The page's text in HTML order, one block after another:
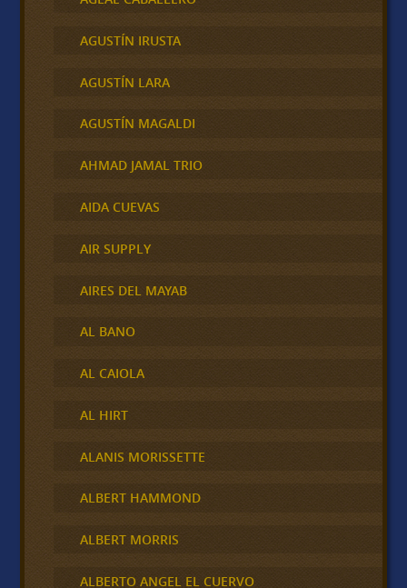
AGUSTÍN IRUSTA
AGUSTÍN LARA
AGUSTÍN MAGALDI
AHMAD JAMAL TRIO
AIDA CUEVAS
AIR SUPPLY
AIRES DEL MAYAB
AL BANO
AL CAIOLA
AL HIRT
ALANIS MORISSETTE
ALBERT HAMMOND
ALBERT MORRIS
ALBERTO ANGEL EL CUERVO